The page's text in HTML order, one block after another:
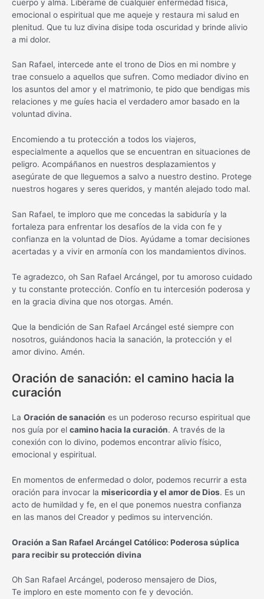
cuerpo y alma. Libérame de cualquier enfermedad física,
emocional o espiritual que me aqueje y restaura mi salud en
plenitud. Que tu luz divina disipe toda oscuridad y brinde alivio
a mi dolor.
San Rafael, intercede ante el trono de Dios en mi nombre y
trae consuelo a aquellos que sufren. Como mediador divino en
los asuntos del amor y el matrimonio, te pido que bendigas mis
relaciones y me guíes hacia el verdadero amor basado en la
voluntad divina.
Encomiendo a tu protección a todos los viajeros,
especialmente a aquellos que se encuentran en situaciones de
peligro. Acompáñanos en nuestros desplazamientos y
asegúrate de que lleguemos a salvo a nuestro destino. Protege
nuestros hogares y seres queridos, y mantén alejado todo mal.
San Rafael, te imploro que me concedas la sabiduría y la
fortaleza para enfrentar los desafíos de la vida con fe y
confianza en la voluntad de Dios. Ayúdame a tomar decisiones
acertadas y a vivir en armonía con los mandamientos divinos.
Te agradezco, oh San Rafael Arcángel, por tu amoroso cuidado
y tu constante protección. Confío en tu intercesión poderosa y
en la gracia divina que nos otorgas. Amén.
Que la bendición de San Rafael Arcángel esté siempre con
nosotros, guiándonos hacia la sanación, la protección y el
amor divino. Amén.
Oración de sanación: el camino hacia la
curación
La Oración de sanación es un poderoso recurso espiritual que
nos guía por el camino hacia la curación. A través de la
conexión con lo divino, podemos encontrar alivio físico,
emocional y espiritual.
En momentos de enfermedad o dolor, podemos recurrir a esta
oración para invocar la misericordia y el amor de Dios. Es un
acto de humildad y fe, en el que ponemos nuestra confianza
en las manos del Creador y pedimos su intervención.
Oración a San Rafael Arcángel Católico: Poderosa súplica
para recibir su protección divina
Oh San Rafael Arcángel, poderoso mensajero de Dios,
Te imploro en este momento con fe y devoción.